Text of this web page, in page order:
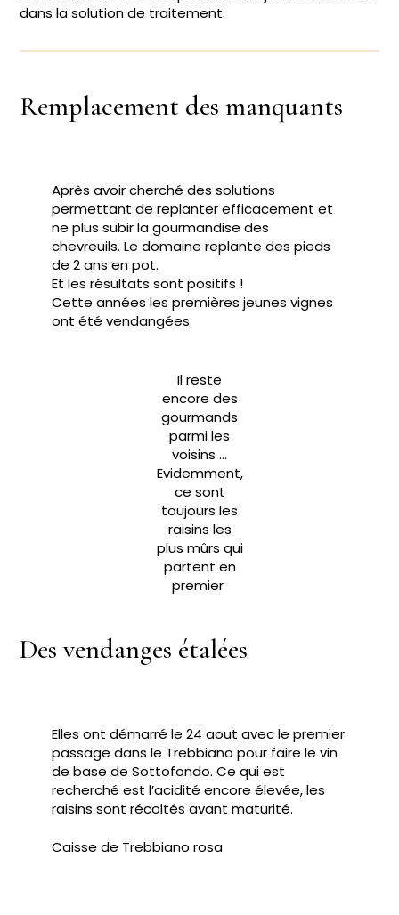
dans la solution de traitement.
Remplacement des manquants
Après avoir cherché des solutions
permettant de replanter efficacement et
ne plus subir la gourmandise des
chevreuils. Le domaine replante des pieds
de 2 ans en pot.
Et les résultats sont positifs !
Cette années les premières jeunes vignes
ont été vendangées.
Il reste
encore des
gourmands
parmi les
voisins …
Evidemment,
ce sont
toujours les
raisins les
plus mûrs qui
partent en
premier
Des vendanges étalées
Elles ont démarré le 24 aout avec le premier
passage dans le Trebbiano pour faire le vin
de base de Sottofondo. Ce qui est
recherché est l’acidité encore élevée, les
raisins sont récoltés avant maturité.
Caisse de Trebbiano rosa